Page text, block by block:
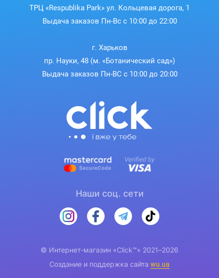
ТРЦ «Respublika Park» ул. Кольцевая дорога, 1
Выдача заказов Пн-Вс с 10:00 до 22:00
г. Харьков
пр. Науки, 48 (м. «Ботанический сад»)
Выдача заказов Пн-ВС с 10:00 до 20:00
Наши соц. сети
© Интернет-магазин «Click™» 2021–2026
Создание и поддержка сайта wu.ua